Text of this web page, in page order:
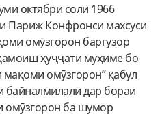
октябри соли 1966
Париж Конфронси махсуси
омӯзгорон баргузор
ҳуҷҷати муҳиме бо
омӯзгорон” қабул
байналмилалӣ дар бораи
омӯзгорон ба шумор